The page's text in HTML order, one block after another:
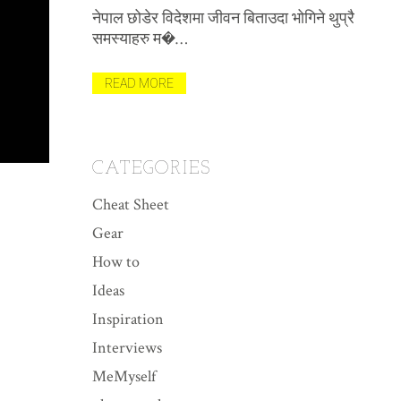
नेपाल छोडेर विदेशमा जीवन बिताउदा भोगिने थुप्रै
समस्याहरु म�…
READ MORE
CATEGORIES
Cheat Sheet
Gear
How to
Ideas
Inspiration
Interviews
MeMyself